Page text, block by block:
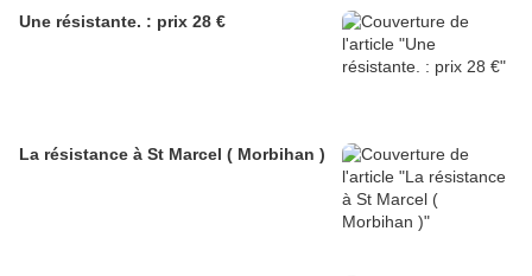
Une résistante. : prix 28 €
La résistance à St Marcel ( Morbihan )